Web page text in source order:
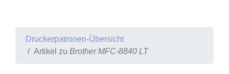
Druckerpatronen-Übersicht
Artikel zu Brother MFC-8840 LT